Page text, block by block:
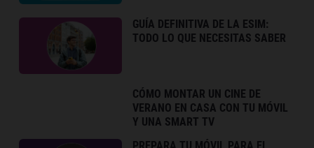
GUÍA DEFINITIVA DE LA ESIM:
TODO LO QUE NECESITAS SABER
CÓMO MONTAR UN CINE DE
VERANO EN CASA CON TU MÓVIL
Y UNA SMART TV